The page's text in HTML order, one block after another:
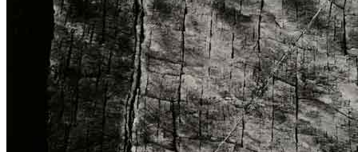
Pubblicazioni